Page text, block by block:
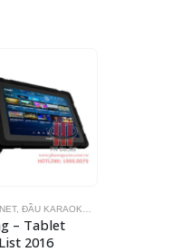
,ĐẦU KARAOKE
– Tablet
2016